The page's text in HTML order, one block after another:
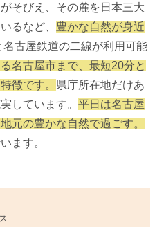
そびえ、その麓を日本三大
るなど、 豊かな自然が身近
名古屋鉄道の二線が利用可能
名古屋市まで、最短20分と
徴です。 県庁所在地だけあ
しています。 平日は名古屋
元の豊かな自然で過ごす。
ます。